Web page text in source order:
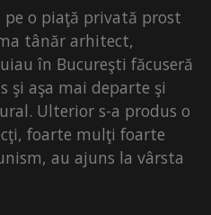
o piaţă privată prost
tânăr arhitect,
în Bucureşti făcuseră
şi aşa mai departe şi
Ulterior s-a produs o
foarte mulţi foarte
au ajuns la vârsta